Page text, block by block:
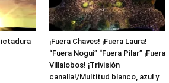
¡Fuera Chaves! ¡Fuera Laura!
“Fuera Nogui” “Fuera Pilar” ¡Fuera
Villalobos! ¡Trivisión
canalla!/Multitud blanco, azul y